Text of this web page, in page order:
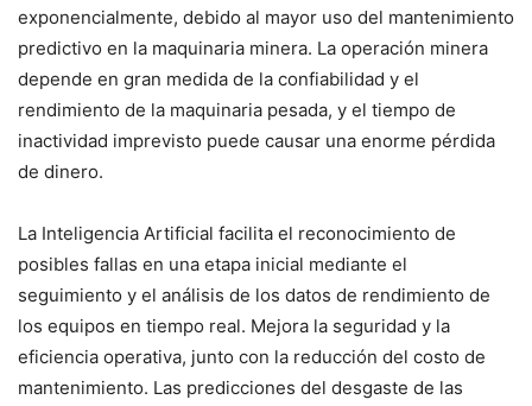
exponencialmente, debido al mayor uso del mantenimiento
predictivo en la maquinaria minera. La operación minera
depende en gran medida de la confiabilidad y el
rendimiento de la maquinaria pesada, y el tiempo de
inactividad imprevisto puede causar una enorme pérdida
de dinero.
La Inteligencia Artificial facilita el reconocimiento de
posibles fallas en una etapa inicial mediante el
seguimiento y el análisis de los datos de rendimiento de
los equipos en tiempo real. Mejora la seguridad y la
eficiencia operativa, junto con la reducción del costo de
mantenimiento. Las predicciones del desgaste de las